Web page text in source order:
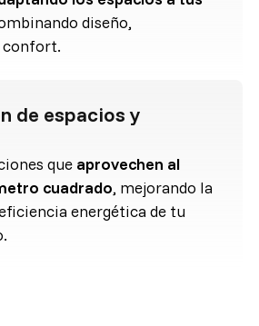
diseño,
confort.
de espacios y
que aprovechen al
cuadrado, mejorando la
energética de tu